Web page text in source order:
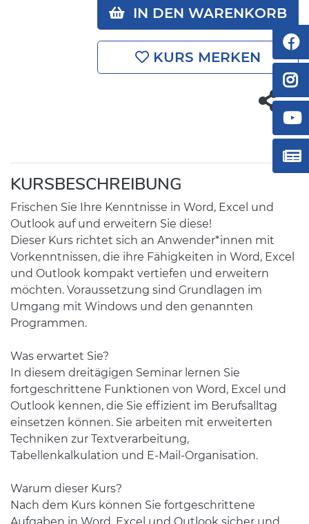
IN DEN WARENKORB
KURS MERKEN
KURSBESCHREIBUNG
Frischen Sie Ihre Kenntnisse in Word, Excel und
Outlook auf und erweitern Sie diese!
Dieser Kurs richtet sich an Anwender*innen mit
Vorkenntnissen, die ihre Fähigkeiten in Word, Excel
und Outlook kompakt vertiefen und erweitern
möchten. Voraussetzung sind Grundlagen im
Umgang mit Windows und den genannten
Programmen.
Was erwartet Sie?
In diesem dreitägigen Seminar lernen Sie
fortgeschrittene Funktionen von Word, Excel und
Outlook kennen, die Sie effizient im Berufsalltag
einsetzen können. Sie arbeiten mit erweiterten
Techniken zur Textverarbeitung,
Tabellenkalkulation und E-Mail-Organisation.
Warum dieser Kurs?
Nach dem Kurs können Sie fortgeschrittene